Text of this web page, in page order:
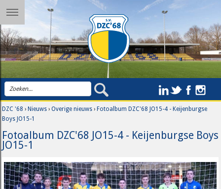
DZC '68 ›Nieuws ›Overige nieuws ›Fotoalbum DZC'68 JO15-4 - Keijenburgse
Boys JO15-1
Fotoalbum DZC'68 JO15-4 - Keijenburgse Boys
JO15-1